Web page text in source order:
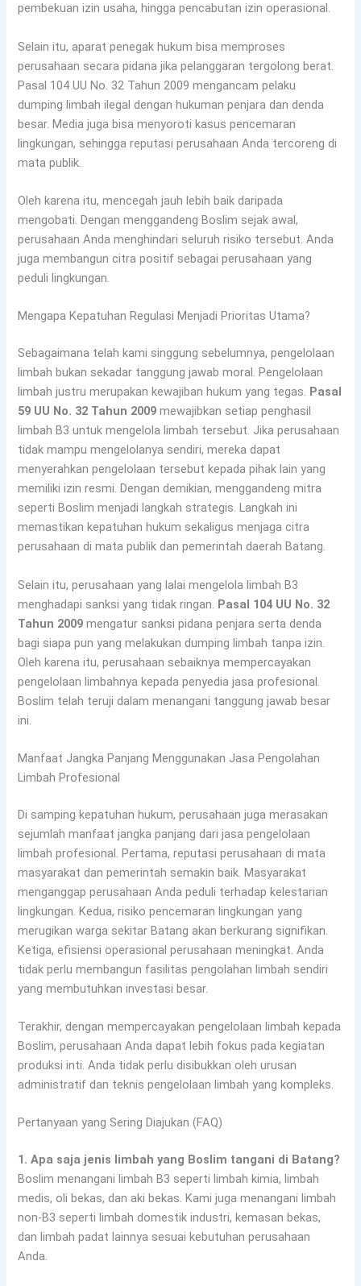
pembekuan izin usaha, hingga pencabutan izin operasional.
Selain itu, aparat penegak hukum bisa memproses
perusahaan secara pidana jika pelanggaran tergolong berat.
Pasal 104 UU No. 32 Tahun 2009 mengancam pelaku
dumping limbah ilegal dengan hukuman penjara dan denda
besar. Media juga bisa menyoroti kasus pencemaran
lingkungan, sehingga reputasi perusahaan Anda tercoreng di
mata publik.
Oleh karena itu, mencegah jauh lebih baik daripada
mengobati. Dengan menggandeng Boslim sejak awal,
perusahaan Anda menghindari seluruh risiko tersebut. Anda
juga membangun citra positif sebagai perusahaan yang
peduli lingkungan.
Mengapa Kepatuhan Regulasi Menjadi Prioritas Utama?
Sebagaimana telah kami singgung sebelumnya, pengelolaan
limbah bukan sekadar tanggung jawab moral. Pengelolaan
limbah justru merupakan kewajiban hukum yang tegas. Pasal
59 UU No. 32 Tahun 2009 mewajibkan setiap penghasil
limbah B3 untuk mengelola limbah tersebut. Jika perusahaan
tidak mampu mengelolanya sendiri, mereka dapat
menyerahkan pengelolaan tersebut kepada pihak lain yang
memiliki izin resmi. Dengan demikian, menggandeng mitra
seperti Boslim menjadi langkah strategis. Langkah ini
memastikan kepatuhan hukum sekaligus menjaga citra
perusahaan di mata publik dan pemerintah daerah Batang.
Selain itu, perusahaan yang lalai mengelola limbah B3
menghadapi sanksi yang tidak ringan. Pasal 104 UU No. 32
Tahun 2009 mengatur sanksi pidana penjara serta denda
bagi siapa pun yang melakukan dumping limbah tanpa izin.
Oleh karena itu, perusahaan sebaiknya mempercayakan
pengelolaan limbahnya kepada penyedia jasa profesional.
Boslim telah teruji dalam menangani tanggung jawab besar
ini.
Manfaat Jangka Panjang Menggunakan Jasa Pengolahan
Limbah Profesional
Di samping kepatuhan hukum, perusahaan juga merasakan
sejumlah manfaat jangka panjang dari jasa pengelolaan
limbah profesional. Pertama, reputasi perusahaan di mata
masyarakat dan pemerintah semakin baik. Masyarakat
menganggap perusahaan Anda peduli terhadap kelestarian
lingkungan. Kedua, risiko pencemaran lingkungan yang
merugikan warga sekitar Batang akan berkurang signifikan.
Ketiga, efisiensi operasional perusahaan meningkat. Anda
tidak perlu membangun fasilitas pengolahan limbah sendiri
yang membutuhkan investasi besar.
Terakhir, dengan mempercayakan pengelolaan limbah kepada
Boslim, perusahaan Anda dapat lebih fokus pada kegiatan
produksi inti. Anda tidak perlu disibukkan oleh urusan
administratif dan teknis pengelolaan limbah yang kompleks.
Pertanyaan yang Sering Diajukan (FAQ)
1. Apa saja jenis limbah yang Boslim tangani di Batang?
Boslim menangani limbah B3 seperti limbah kimia, limbah
medis, oli bekas, dan aki bekas. Kami juga menangani limbah
non-B3 seperti limbah domestik industri, kemasan bekas,
dan limbah padat lainnya sesuai kebutuhan perusahaan
Anda.